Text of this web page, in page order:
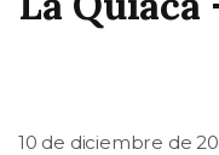
10 de diciembre de